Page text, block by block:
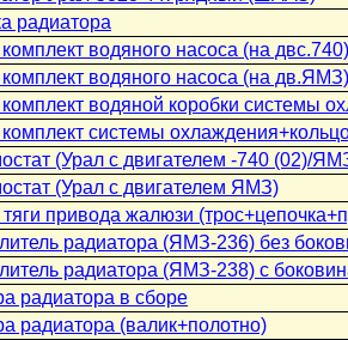
радиатора
водяного насоса (на двс.740)
водяного насоса (на дв.ЯМЗ)
водяной коробки системы
системы
(Урал с двигателем -740 (02)/
(Урал с двигателем ЯМЗ)
привода жалюзи
радиатора (ЯМЗ-236) без
радиатора (ЯМЗ-238) с
радиатора в сборе
радиатора (валик+полотно)